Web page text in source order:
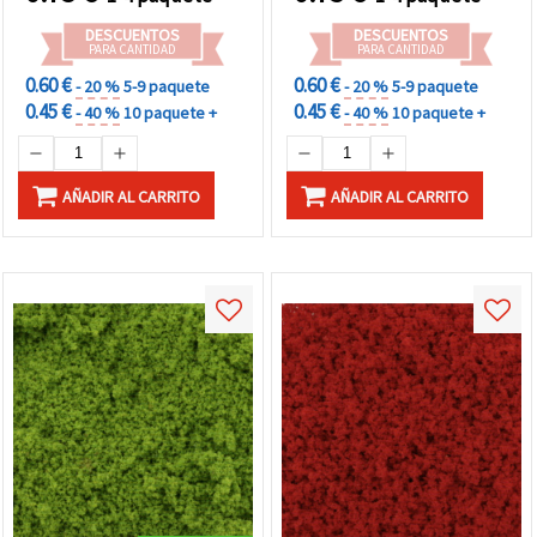
Inclusión en Resina Epoxi,
5 g
DESCUENTOS
PARA CANTIDAD
0.60 €- 20 %5-9 paquete
0.45 €- 40 %10 paquete +
AÑADIR AL CARRITO
de Mesa e Inclusiones en
Resina Epoxi
DESCUENTOS
PARA CANTIDAD
0.60 €- 20 %5-9 paquete
0.45 €- 40 %10 paquete +
AÑADIR AL CARRITO